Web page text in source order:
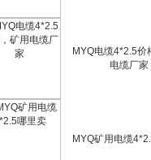
MYQ电缆4*2.5价
电缆厂家
MYQ矿用电缆